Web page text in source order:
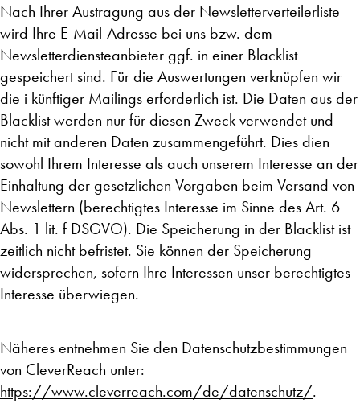
Nach Ihrer Austragung aus der Newsletterverteilerliste
wird Ihre E-Mail-Adresse bei uns bzw. dem
Newsletterdiensteanbieter ggf. in einer Blacklist
gespeichert sind. Für die Auswertungen verknüpfen wir
die i künftiger Mailings erforderlich ist. Die Daten aus der
Blacklist werden nur für diesen Zweck verwendet und
nicht mit anderen Daten zusammengeführt. Dies dien
sowohl Ihrem Interesse als auch unserem Interesse an der
Einhaltung der gesetzlichen Vorgaben beim Versand von
Newslettern (berechtigtes Interesse im Sinne des Art. 6
Abs. 1 lit. f DSGVO). Die Speicherung in der Blacklist ist
zeitlich nicht befristet. Sie können der Speicherung
widersprechen, sofern Ihre Interessen unser berechtigtes
Interesse überwiegen.
Näheres entnehmen Sie den Datenschutzbestimmungen
von CleverReach unter:
https://www.cleverreach.com/de/datenschutz/.